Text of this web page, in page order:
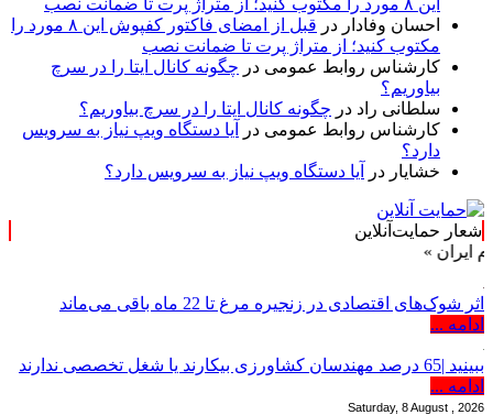
احسان وفادار در
قبل از امضای فاکتور کفپوش این ۸ مورد را
مکتوب کنید؛ از متراژ پرت تا ضمانت نصب
کارشناس روابط عمومی در چگونه کانال ایتا را در سرچ
بیاوریم؟
سلطانی راد در چگونه کانال ایتا را در سرچ بیاوریم؟
کارشناس روابط عمومی در
آیا دستگاه ویپ نیاز به سرویس
دارد؟
خشایار در آیا دستگاه ویپ نیاز به سرویس دارد؟
شعار حمایت‌آنلاین
اثر شوک‌های اقتصادی در زنجیره مرغ تا 22 ماه باقی می‌ماند
ادامه ...
ببینید |65 درصد مهندسان کشاورزی بیکارند یا شغل تخصصی ندارند
ادامه ...
Saturday, 8 August , 2026